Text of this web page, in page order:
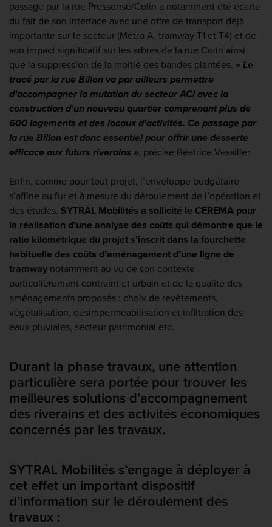
passage par la rue Pressensé/Colin a notamment été écarté
du fait de son interface avec une offre de transport déjà
importante sur le secteur (Métro A, tramway T1 et T4) et de
son impact significatif sur les arbres de la rue Colin ainsi
que la suppression de la moitié des bandes plantées. « Le
tracé par la rue Billon va par ailleurs permettre
d’accompagner la mutation du secteur ACI avec la
construction d’un nouveau quartier comprenant plus de
600 logements et des locaux d’activités. Ce passage par
la rue Billon est donc essentiel pour offrir une desserte
efficace aux futurs riverains », précise Béatrice Vessiller.
Enfin, comme pour tout projet, l’enveloppe budgétaire
s’affine au fur et à mesure du déroulement de l’opération et
des études. SYTRAL Mobilités a sollicité le CEREMA pour
la réalisation d’une analyse des coûts qui démontre que le
ratio kilométrique du projet s’inscrit dans la fourchette
habituelle des coûts d’aménagement d’une ligne de
tramway notamment au vu de son contexte
particulièrement contraint et urbain et de la qualité des
aménagements proposés : choix de revêtements,
végétalisation, désimperméabilisation et infiltration des
eaux pluviales, secteur patrimonial etc.
Durant la phase travaux, une attention
particulière sera portée pour trouver les
meilleures solutions d’accompagnement
des riverains et des activités économiques
concernés par les travaux.
SYTRAL Mobilités s’engage à déployer à
cet effet un important dispositif
d’information sur le déroulement des
travaux :